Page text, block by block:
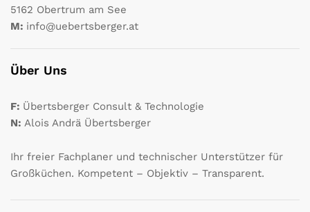
5162 Obertrum am See
M: info@uebertsberger.at
Über Uns
F: Übertsberger Consult & Technologie
N: Alois Andrä Übertsberger
Ihr freier Fachplaner und technischer Unterstützer für
Großküchen. Kompetent – Objektiv – Transparent.